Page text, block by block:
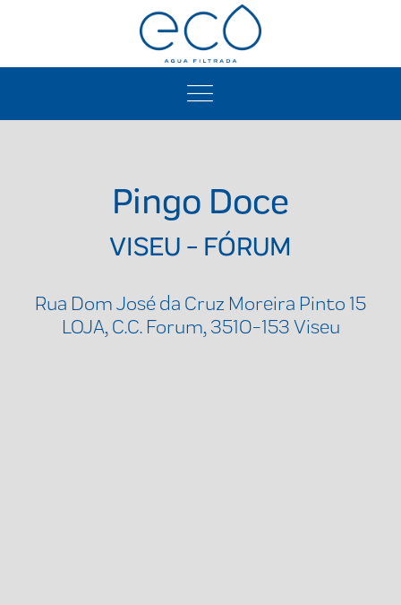
Pingo Doce
VISEU - FÓRUM
Rua Dom José da Cruz Moreira Pinto 15
LOJA, C.C. Forum, 3510-153 Viseu